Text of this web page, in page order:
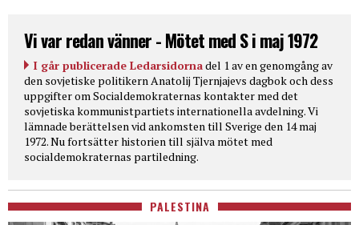
Vi var redan vänner - Mötet med S i maj 1972
I går publicerade Ledarsidornadel 1 av en genomgång av
den sovjetiske politikern Anatolij Tjernjajevs dagbok och dess
uppgifter om Socialdemokraternas kontakter med det
sovjetiska kommunistpartiets internationella avdelning. Vi
lämnade berättelsen vid ankomsten till Sverige den 14 maj
1972. Nu fortsätter historien till själva mötet med
socialdemokraternas partiledning.
PALESTINA